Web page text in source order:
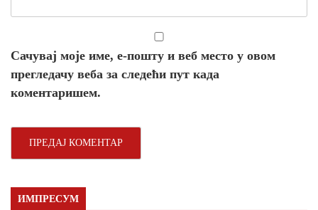
Сачувај моје име, е-пошту и веб место у овом
прегледачу веба за следећи пут када
коментаришем.
ИМПРЕСУМ